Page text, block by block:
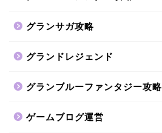
グランサガ攻略
グランドレジェンド
グランブルーファンタジー攻略
ゲームブログ運営